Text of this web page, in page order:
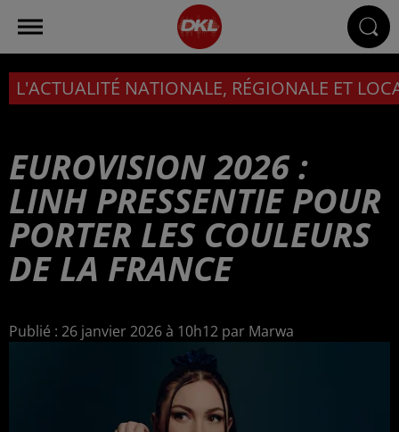
L'ACTUALITÉ NATIONALE, RÉGIONALE ET
EUROVISION 2026 :
LINH PRESSENTIE POUR
PORTER LES COULEURS
DE LA FRANCE
Publié : 26 janvier 2026 à 10h12 par Marwa